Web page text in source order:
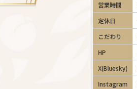
営業時間
定休日
こだわり
HP
X(Bluesky)
Instagram